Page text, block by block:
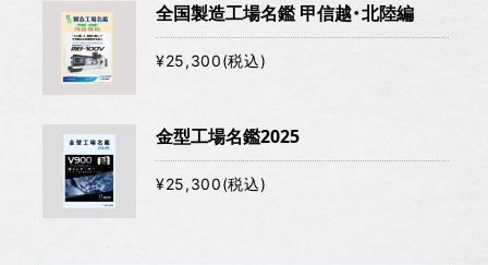
全国製造工場名鑑 甲信越・北陸編
¥25,300(税込)
金型工場名鑑2025
¥25,300(税込)